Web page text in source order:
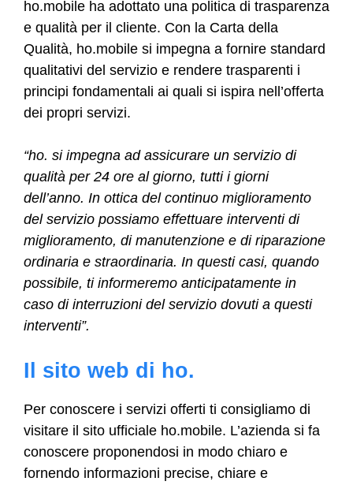
ho.mobile ha adottato una politica di trasparenza
e qualità per il cliente. Con la Carta della
Qualità, ho.mobile si impegna a fornire standard
qualitativi del servizio e rendere trasparenti i
principi fondamentali ai quali si ispira nell’offerta
dei propri servizi.
“ho. si impegna ad assicurare un servizio di
qualità per 24 ore al giorno, tutti i giorni
dell’anno. In ottica del continuo miglioramento
del servizio possiamo effettuare interventi di
miglioramento, di manutenzione e di riparazione
ordinaria e straordinaria. In questi casi, quando
possibile, ti informeremo anticipatamente in
caso di interruzioni del servizio dovuti a questi
interventi”.
Il sito web di ho.
Per conoscere i servizi offerti ti consigliamo di
visitare il sito ufficiale ho.mobile. L’azienda si fa
conoscere proponendosi in modo chiaro e
fornendo informazioni precise, chiare e